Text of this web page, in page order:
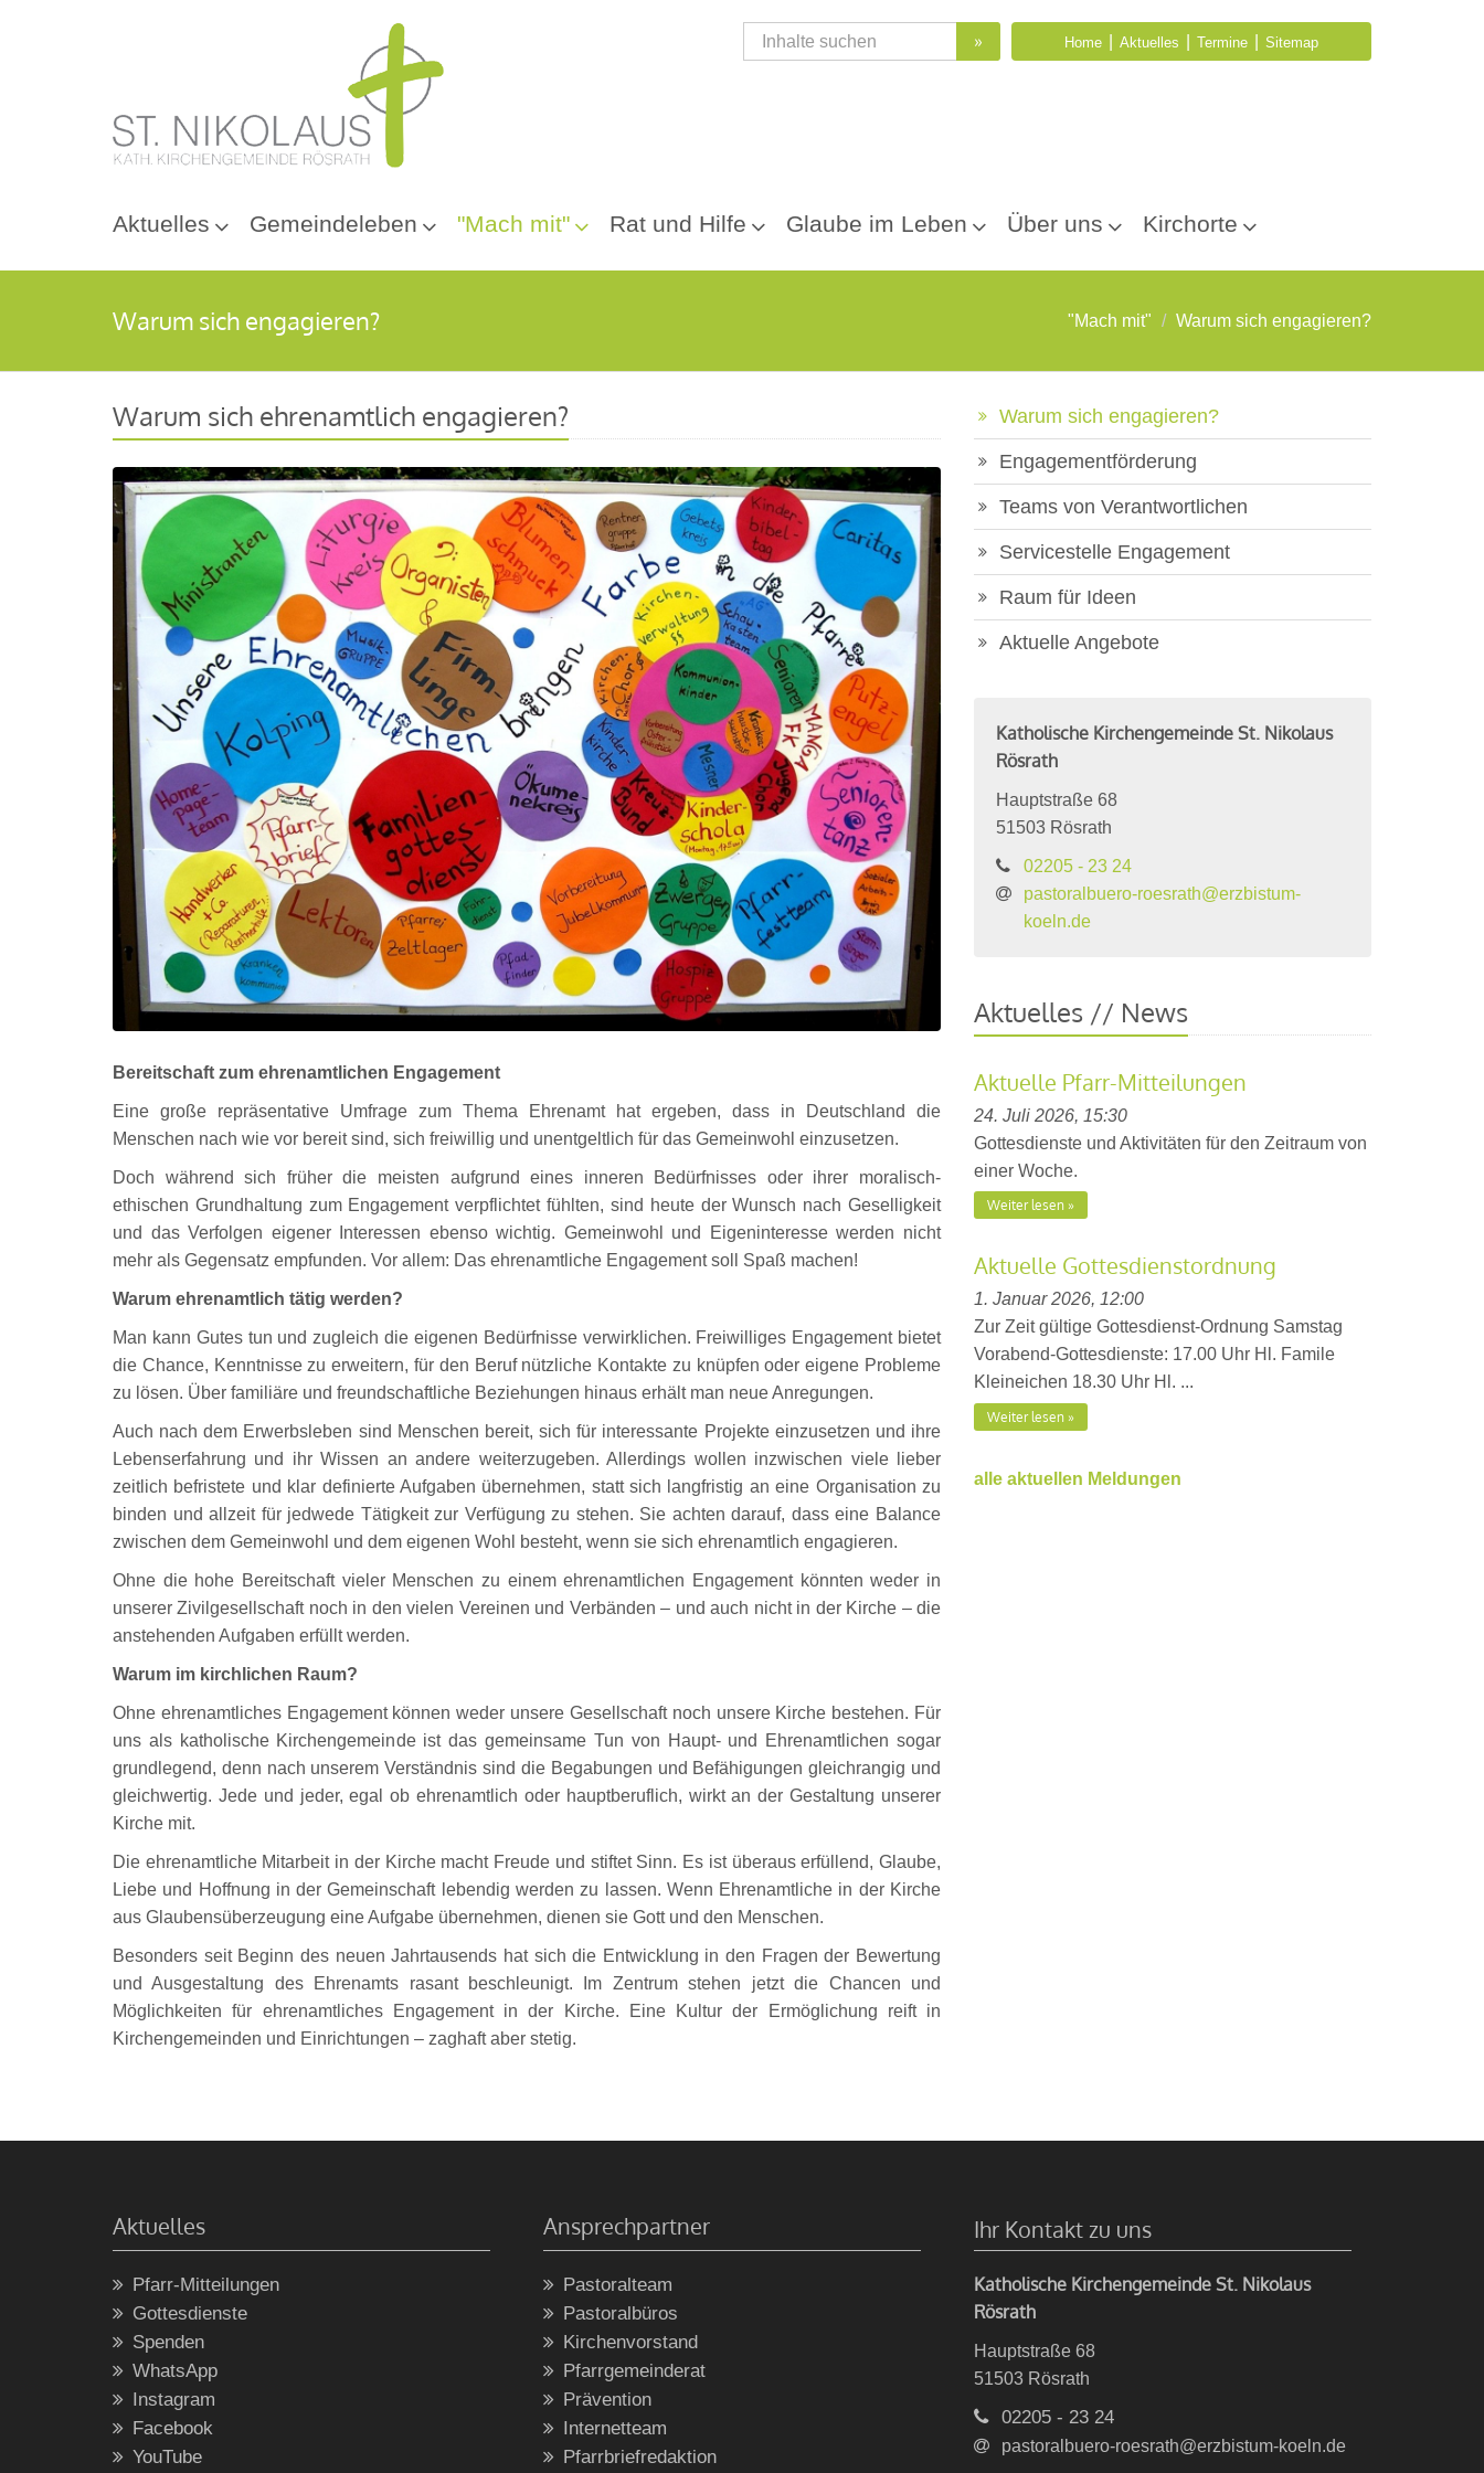
Home Aktuelles Termine Sitemap
»
Aktuelles Gemeindeleben "Mach mit" Rat und Hilfe Glaube im Leben Über uns Kirchorte
Warum sich engagieren? "Mach mit" Warum sich engagieren?
Warum sich ehrenamtlich engagieren?
Bereitschaft zum ehrenamtlichen Engagement
Eine große repräsentative Umfrage zum Thema Ehrenamt hat ergeben, dass in Deutschland die
Menschen nach wie vor bereit sind, sich freiwillig und unentgeltlich für das Gemeinwohl einzusetzen.
Doch während sich früher die meisten aufgrund eines inneren Bedürfnisses oder ihrer moralisch-
ethischen Grundhaltung zum Engagement verpflichtet fühlten, sind heute der Wunsch nach Geselligkeit
und das Verfolgen eigener Interessen ebenso wichtig. Gemeinwohl und Eigeninteresse werden nicht
mehr als Gegensatz empfunden. Vor allem: Das ehrenamtliche Engagement soll Spaß machen!
Warum ehrenamtlich tätig werden?
Man kann Gutes tun und zugleich die eigenen Bedürfnisse verwirklichen. Freiwilliges Engagement bietet
die Chance, Kenntnisse zu erweitern, für den Beruf nützliche Kontakte zu knüpfen oder eigene Probleme
zu lösen. Über familiäre und freundschaftliche Beziehungen hinaus erhält man neue Anregungen.
Auch nach dem Erwerbsleben sind Menschen bereit, sich für interessante Projekte einzusetzen und ihre
Lebenserfahrung und ihr Wissen an andere weiterzugeben. Allerdings wollen inzwischen viele lieber
zeitlich befristete und klar definierte Aufgaben übernehmen, statt sich langfristig an eine Organisation zu
binden und allzeit für jedwede Tätigkeit zur Verfügung zu stehen. Sie achten darauf, dass eine Balance
zwischen dem Gemeinwohl und dem eigenen Wohl besteht, wenn sie sich ehrenamtlich engagieren.
Ohne die hohe Bereitschaft vieler Menschen zu einem ehrenamtlichen Engagement könnten weder in
unserer Zivilgesellschaft noch in den vielen Vereinen und Verbänden – und auch nicht in der Kirche – die
anstehenden Aufgaben erfüllt werden.
Warum im kirchlichen Raum?
Ohne ehrenamtliches Engagement können weder unsere Gesellschaft noch unsere Kirche bestehen. Für
uns als katholische Kirchengemeinde ist das gemeinsame Tun von Haupt- und Ehrenamtlichen sogar
grundlegend, denn nach unserem Verständnis sind die Begabungen und Befähigungen gleichrangig und
gleichwertig. Jede und jeder, egal ob ehrenamtlich oder hauptberuflich, wirkt an der Gestaltung unserer
Kirche mit.
Die ehrenamtliche Mitarbeit in der Kirche macht Freude und stiftet Sinn. Es ist überaus erfüllend, Glaube,
Liebe und Hoffnung in der Gemeinschaft lebendig werden zu lassen. Wenn Ehrenamtliche in der Kirche
aus Glaubensüberzeugung eine Aufgabe übernehmen, dienen sie Gott und den Menschen.
Besonders seit Beginn des neuen Jahrtausends hat sich die Entwicklung in den Fragen der Bewertung
und Ausgestaltung des Ehrenamts rasant beschleunigt. Im Zentrum stehen jetzt die Chancen und
Möglichkeiten für ehrenamtliches Engagement in der Kirche. Eine Kultur der Ermöglichung reift in
Kirchengemeinden und Einrichtungen – zaghaft aber stetig.
Warum sich engagieren?
Engagementförderung
Teams von Verantwortlichen
Servicestelle Engagement
Raum für Ideen
Aktuelle Angebote
Katholische Kirchengemeinde St. Nikolaus
Rösrath
Hauptstraße 68
51503 Rösrath
02205 - 23 24
pastoralbuero-roesrath@erzbistum-
koeln.de
Aktuelles // News
Aktuelle Pfarr-Mitteilungen
24. Juli 2026, 15:30
Gottesdienste und Aktivitäten für den Zeitraum von
einer Woche.
Weiter lesen
Aktuelle Gottesdienstordnung
1. Januar 2026, 12:00
Zur Zeit gültige Gottesdienst-Ordnung Samstag
Vorabend-Gottesdienste: 17.00 Uhr Hl. Famile
Kleineichen 18.30 Uhr Hl. ...
Weiter lesen
alle aktuellen Meldungen
Aktuelles
Pfarr-Mitteilungen
Gottesdienste
Spenden
WhatsApp
Instagram
Facebook
YouTube
Ansprechpartner
Pastoralteam
Pastoralbüros
Kirchenvorstand
Pfarrgemeinderat
Prävention
Internetteam
Pfarrbriefredaktion
Ihr Kontakt zu uns
Katholische Kirchengemeinde St. Nikolaus
Rösrath
Hauptstraße 68
51503 Rösrath
02205 - 23 24
pastoralbuero-roesrath@erzbistum-koeln.de